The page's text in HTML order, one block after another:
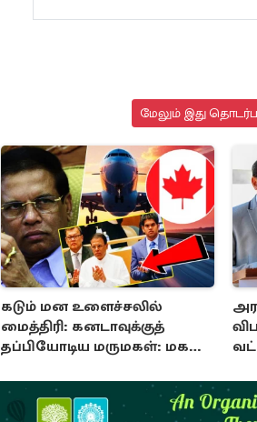
மேலும் இது
கடும் மன உளைச்சலில்
மைத்திரி: கனடாவுக்குத்
தப்பியோடிய மருமகள்: மகன்